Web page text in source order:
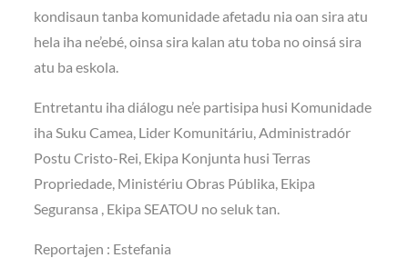
kondisaun tanba komunidade afetadu nia oan sira atu
hela iha ne’ebé, oinsa sira kalan atu toba no oinsá sira
atu ba eskola.
Entretantu iha diálogu ne’e partisipa husi Komunidade
iha Suku Camea, Lider Komunitáriu, Administradór
Postu Cristo-Rei, Ekipa Konjunta husi Terras
Propriedade, Ministériu Obras Públika, Ekipa
Seguransa , Ekipa SEATOU no seluk tan.
Reportajen : Estefania